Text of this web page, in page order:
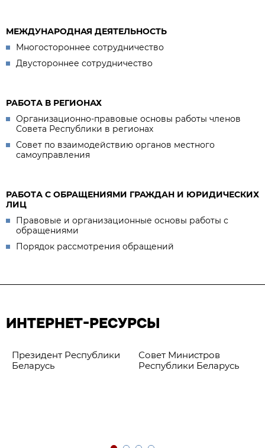
МЕЖДУНАРОДНАЯ ДЕЯТЕЛЬНОСТЬ
Многостороннее сотрудничество
Двустороннее сотрудничество
РАБОТА В РЕГИОНАХ
Организационно-правовые основы работы членов
Совета Республики в регионах
Совет по взаимодействию органов местного
самоуправления
РАБОТА С ОБРАЩЕНИЯМИ ГРАЖДАН И ЮРИДИЧЕСКИХ
ЛИЦ
Правовые и организационные основы работы с
обращениями
Порядок рассмотрения обращений
ИНТЕРНЕТ-РЕСУРСЫ
Президент Республики
Беларусь
Совет Министров
Республики Беларусь